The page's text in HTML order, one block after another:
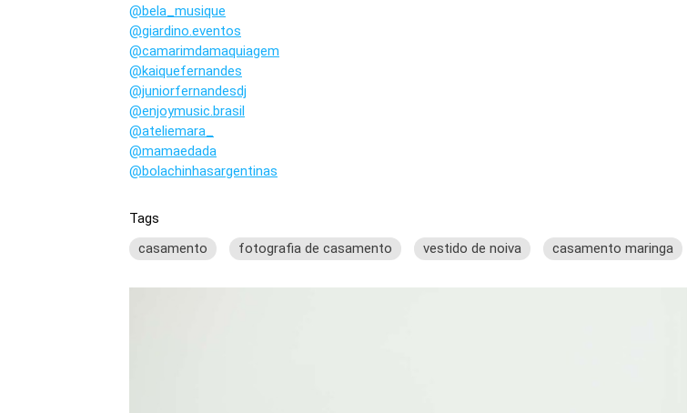
@bela_musique
@giardino.eventos
@camarimdamaquiagem
@kaiquefernandes
@juniorfernandesdj
@enjoymusic.brasil
@ateliemara_
@mamaedada
@bolachinhasargentinas
Tags
casamento
fotografia de casamento vestido de noiva casamento maringa